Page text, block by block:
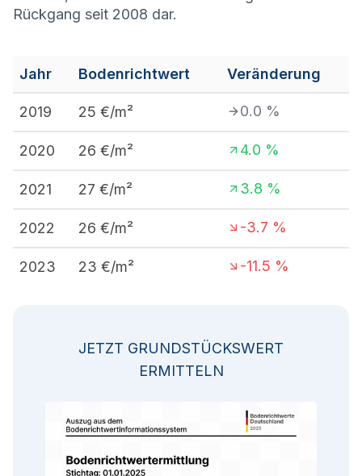
Rückgang seit 2008 dar.
Jahr Bodenrichtwert Veränderung
2019 25 €/m² 0.0 %
2020 26 €/m² 4.0 %
2021 27 €/m² 3.8 %
2022 26 €/m² -3.7 %
2023 23 €/m² -11.5 %
JETZT GRUNDSTÜCKSWERT
ERMITTELN